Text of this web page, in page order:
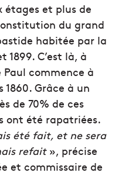
étages et plus de
du grand
habitée par la
1899. C’est là, à
commence à
Grâce à un
de 70% de ces
ont été rapatriées.
été fait, et ne sera
refait», précise
et commissaire de